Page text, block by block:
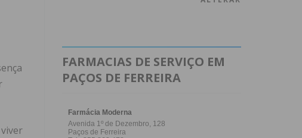
FARMACIAS DE SERVIÇO EM
PAÇOS DE FERREIRA